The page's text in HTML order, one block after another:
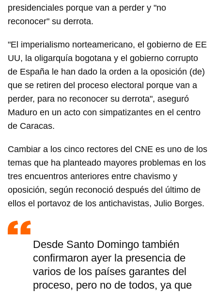
presidenciales porque van a perder y "no
reconocer" su derrota.
"El imperialismo norteamericano, el gobierno de EE
UU, la oligarquía bogotana y el gobierno corrupto
de España le han dado la orden a la oposición (de)
que se retiren del proceso electoral porque van a
perder, para no reconocer su derrota", aseguró
Maduro en un acto con simpatizantes en el centro
de Caracas.
Cambiar a los cinco rectores del CNE es uno de los
temas que ha planteado mayores problemas en los
tres encuentros anteriores entre chavismo y
oposición, según reconoció después del último de
ellos el portavoz de los antichavistas, Julio Borges.
Desde Santo Domingo también
confirmaron ayer la presencia de
varios de los países garantes del
proceso, pero no de todos, ya que